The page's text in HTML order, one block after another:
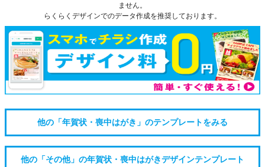
ません。
らくらくデザインでのデータ作成を推奨しております。
他の「年賀状・喪中はがき」のテンプレートをみる
他の「その他」の年賀状・喪中はがきデザインテンプレート